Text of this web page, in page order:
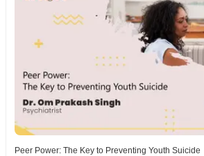
Peer Power: The Key to Preventing Youth Suicide